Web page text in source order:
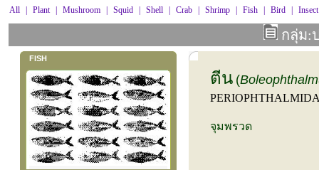
All Plant Mushroom Squid Shell Crab Shrimp Fish Bird Insect
กลุ่ม:
FISH
ตีน (
จุมพรวด